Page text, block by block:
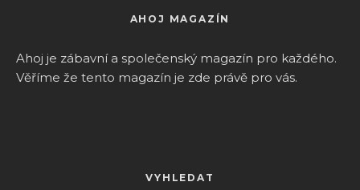
AHOJ MAGAZÍN
Ahoj je zábavní a společenský magazín pro každého.
Věříme že tento magazín je zde právě pro vás.
VYHLEDAT